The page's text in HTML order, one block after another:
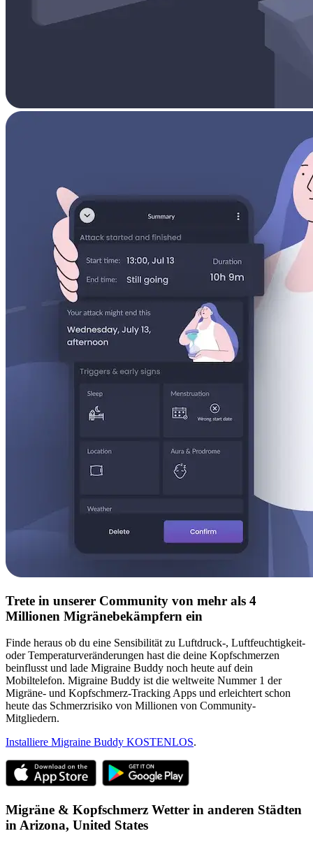
Trete in unserer Community von mehr als 4
Millionen Migränebekämpfern ein
Finde heraus ob du eine Sensibilität zu Luftdruck-, Luftfeuchtigkeit-
oder Temperaturveränderungen hast die deine Kopfschmerzen
beinflusst und lade Migraine Buddy noch heute auf dein
Mobiltelefon. Migraine Buddy ist die weltweite Nummer 1 der
Migräne- und Kopfschmerz-Tracking Apps und erleichtert schon
heute das Schmerzrisiko von Millionen von Community-
Mitgliedern.
Installiere Migraine Buddy KOSTENLOS.
Migräne & Kopfschmerz Wetter in anderen Städten
in Arizona, United States